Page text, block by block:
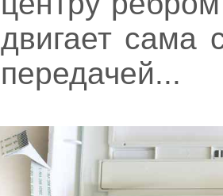
двигает сама
передачей...